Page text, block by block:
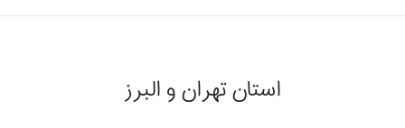
استان تهران و البرز